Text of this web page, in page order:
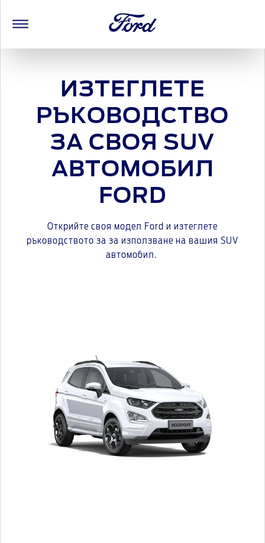
ИЗТЕГЛЕТЕ
РЪКОВОДСТВО
ЗА СВОЯ SUV
АВТОМОБИЛ
FORD
Открийте своя модел Ford и изтеглете
ръководството за за използване на вашия SUV
автомобил.